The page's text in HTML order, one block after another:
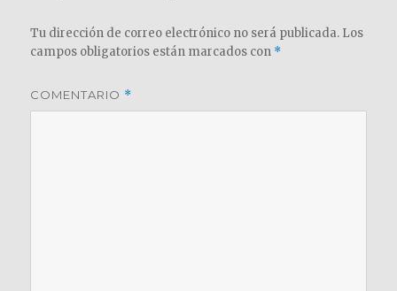
Tu dirección de correo electrónico no será publicada. Los
campos obligatorios están marcados con *
COMENTARIO *